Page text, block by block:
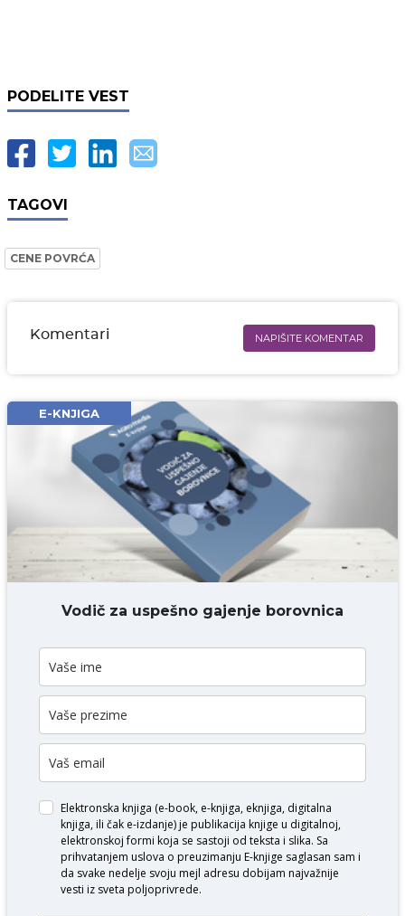
PODELITE VEST
TAGOVI
CENE POVRĆA
Komentari NAPIŠITE KOMENTAR
Email* obavezno
Komentar* obavezno
DODAJ KOMENTAR
E-KNJIGA
Vodič za uspešno gajenje borovnica
Elektronska knjiga (e-book, e-knjiga, eknjiga, digitalna
knjiga, ili čak e-izdanje) je publikacija knjige u digitalnoj,
elektronskoj formi koja se sastoji od teksta i slika. Sa
prihvatanjem uslova o preuzimanju E-knjige saglasan sam i
da svake nedelje svoju mejl adresu dobijam najvažnije
vesti iz sveta poljoprivrede.